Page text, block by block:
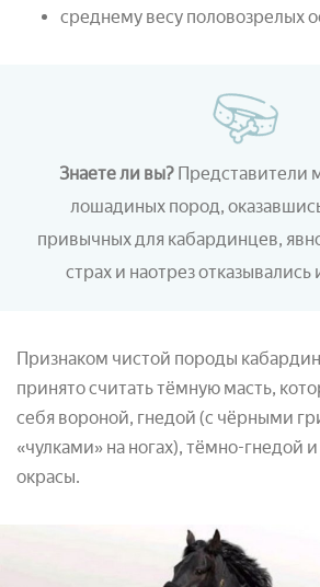
среднему весу половозрелых
Знаете ли вы? Представители
лошадиных пород,
привычных для кабардинцев,
страх и наотрез
Признаком чистой породы
принято считать тёмную масть,
себя вороной, гнедой (с чёрными
«чулками» на ногах), тёмно-гнедой
окрасы.